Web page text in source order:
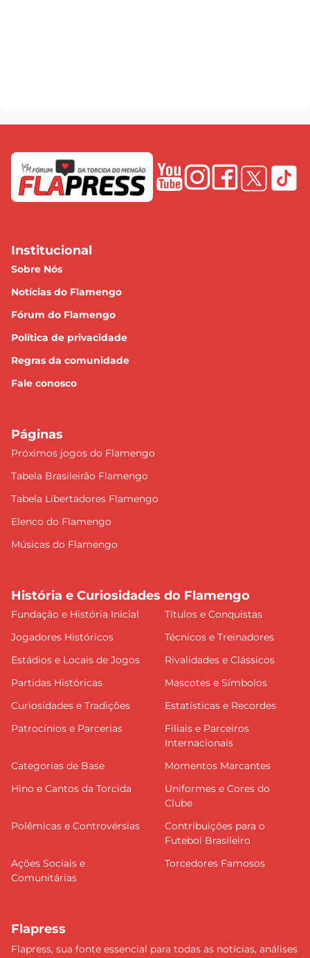
Institucional
Sobre Nós
Notícias do Flamengo
Fórum do Flamengo
Política de privacidade
Regras da comunidade
Fale conosco
Páginas
Próximos jogos do Flamengo
Tabela Brasileirão Flamengo
Tabela Libertadores Flamengo
Elenco do Flamengo
Músicas do Flamengo
História e Curiosidades do Flamengo
Fundação e História Inicial
Títulos e Conquistas
Jogadores Históricos
Técnicos e Treinadores
Estádios e Locais de Jogos
Rivalidades e Clássicos
Partidas Históricas
Mascotes e Símbolos
Curiosidades e Tradições
Estatísticas e Recordes
Patrocínios e Parcerias
Filiais e Parceiros
Internacionais
Categorias de Base
Momentos Marcantes
Hino e Cantos da Torcida
Uniformes e Cores do
Clube
Polêmicas e Controvérsias
Contribuições para o
Futebol Brasileiro
Ações Sociais e
Comunitárias
Torcedores Famosos
Flapress
Flapress, sua fonte essencial para todas as notícias, análises